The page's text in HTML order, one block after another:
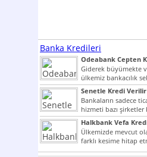
Banka Kredileri
Odeabank Cepten
8444
Giderek büyümekte
ülkemiz bankacılık
giriş yapmış olan...
Senetle Kredi Verilir
Bankaların sadece
hizmeti bazı
vermektedir. Senetle
Halkbank Vefa
Ülkemizde mevcut
farklı kesime hitap